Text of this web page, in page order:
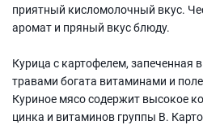
приятный кисломолочный вкус.
аромат и пряный вкус блюду.
Курица с картофелем, запеченная
травами богата витаминами и
Куриное мясо содержит высокое
цинка и витаминов группы B.